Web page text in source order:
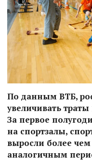
По данным ВТБ,
увеличивать
За первое
на спортзалы,
выросли более
аналогичным